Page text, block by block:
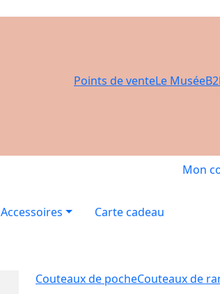
Points de venteLe Musée
Mon
Accessoires
Carte cadeau
Couteaux de pocheCouteaux de